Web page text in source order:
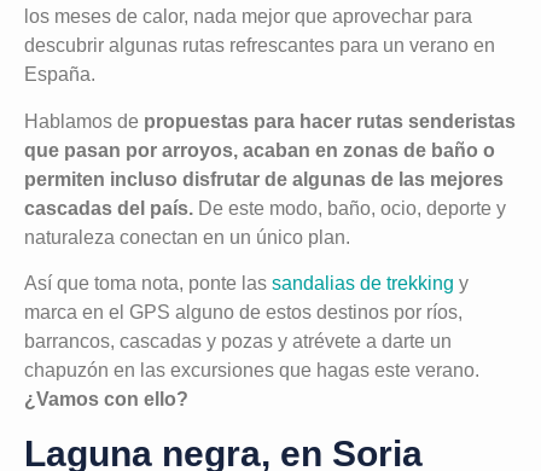
los meses de calor, nada mejor que aprovechar para
descubrir algunas rutas refrescantes para un verano en
España.
Hablamos de propuestas para hacer rutas senderistas
que pasan por arroyos, acaban en zonas de baño o
permiten incluso disfrutar de algunas de las mejores
cascadas del país. De este modo, baño, ocio, deporte y
naturaleza conectan en un único plan.
Así que toma nota, ponte las sandalias de trekking y
marca en el GPS alguno de estos destinos por ríos,
barrancos, cascadas y pozas y atrévete a darte un
chapuzón en las excursiones que hagas este verano.
¿Vamos con ello?
Laguna negra, en Soria